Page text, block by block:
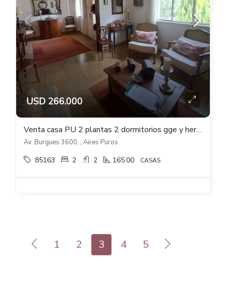
USD 266.000
Venta casa PU 2 plantas 2 dormitorios gge y hermoso fondo verde con parrillero
Av. Burgues 3600, , Aires Puros
85163 2 2 165.00 CASAS
1 2 3 4 5